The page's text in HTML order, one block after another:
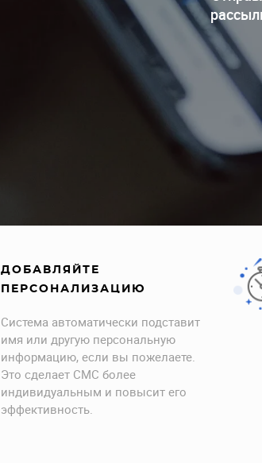
Офлайн магазин
ДОБАВЛЯЙТЕ
ПЕРСОНАЛИЗАЦИЮ
Система автоматически подставит
имя или другую персональную
информацию, если вы пожелаете.
Это сделает СМС более
индивидуальным и повысит его
эффективность.